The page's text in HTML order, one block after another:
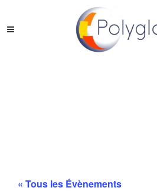
« Tous les Évènements